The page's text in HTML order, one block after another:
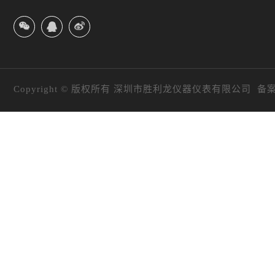
Copyright © 版权所有 深圳市胜利龙仪器仪表有限公司 备案